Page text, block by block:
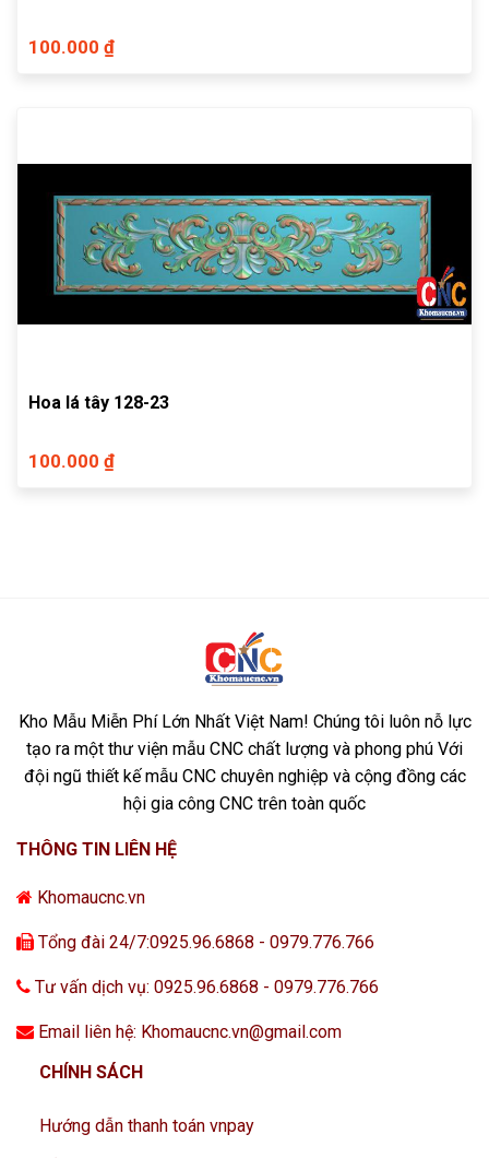
100.000 ₫
Hoa lá tây 128-23
100.000 ₫
Kho Mẫu Miễn Phí Lớn Nhất Việt Nam! Chúng tôi luôn nỗ lực
tạo ra một thư viện mẫu CNC chất lượng và phong phú Với
đội ngũ thiết kế mẫu CNC chuyên nghiệp và cộng đồng các
hội gia công CNC trên toàn quốc
THÔNG TIN LIÊN HỆ
Khomaucnc.vn
Tổng đài 24/7:0925.96.6868 - 0979.776.766
Tư vấn dịch vụ: 0925.96.6868 - 0979.776.766
Email liên hệ: Khomaucnc.vn@gmail.com
CHÍNH SÁCH
Hướng dẫn thanh toán vnpay